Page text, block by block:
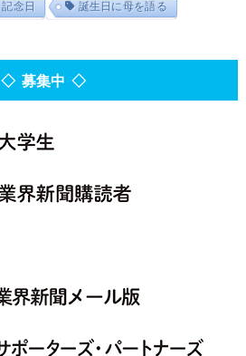
記念日 誕生日に母を語る
◇ 募集中 ◇